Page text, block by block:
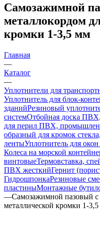
Самозажимной
металлокордом
кромки 1-3,5 мм
Главная
—
Каталог
—
Уплотнители для
Уплотнитель для блок-
зданийРезиновый
системОтбойная доска
для перил ПВХ,
образный для кромок
лентыУплотнитель для
Колеса на морской
винтовыеТермовставка,
ПВХ жесткийГернит
ГидрошпонкаРезиновые
пластиныМонтажные
—Самозажимной пазовый с
металлической кромки 1-